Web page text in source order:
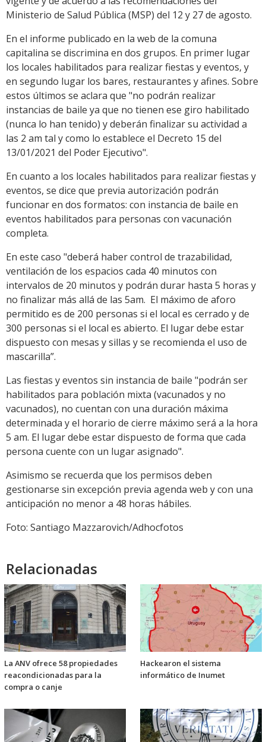
Ministerio de Salud Pública (MSP) del 12 y 27 de agosto.
En el informe publicado en la web de la comuna
capitalina se discrimina en dos grupos. En primer lugar
los locales habilitados para realizar fiestas y eventos, y
en segundo lugar los bares, restaurantes y afines. Sobre
estos últimos se aclara que "no podrán realizar
instancias de baile ya que no tienen ese giro habilitado
(nunca lo han tenido) y deberán finalizar su actividad a
las 2 am tal y como lo establece el Decreto 15 del
13/01/2021 del Poder Ejecutivo".
En cuanto a los locales habilitados para realizar fiestas y
eventos, se dice que previa autorización podrán
funcionar en dos formatos: con instancia de baile en
eventos habilitados para personas con vacunación
completa.
En este caso "deberá haber control de trazabilidad,
ventilación de los espacios cada 40 minutos con
intervalos de 20 minutos y podrán durar hasta 5 horas y
no finalizar más allá de las 5am. El máximo de aforo
permitido es de 200 personas si el local es cerrado y de
300 personas si el local es abierto. El lugar debe estar
dispuesto con mesas y sillas y se recomienda el uso de
mascarilla”.
Las fiestas y eventos sin instancia de baile "podrán ser
habilitados para población mixta (vacunados y no
vacunados), no cuentan con una duración máxima
determinada y el horario de cierre máximo será a la hora
5 am. El lugar debe estar dispuesto de forma que cada
persona cuente con un lugar asignado".
Asimismo se recuerda que los permisos deben
gestionarse sin excepción previa agenda web y con una
anticipación no menor a 48 horas hábiles.
Foto: Santiago Mazzarovich/Adhocfotos
Relacionadas
La ANV ofrece 58 propiedades
reacondicionadas para la
compra o canje
Hackearon el sistema
informático de Inumet